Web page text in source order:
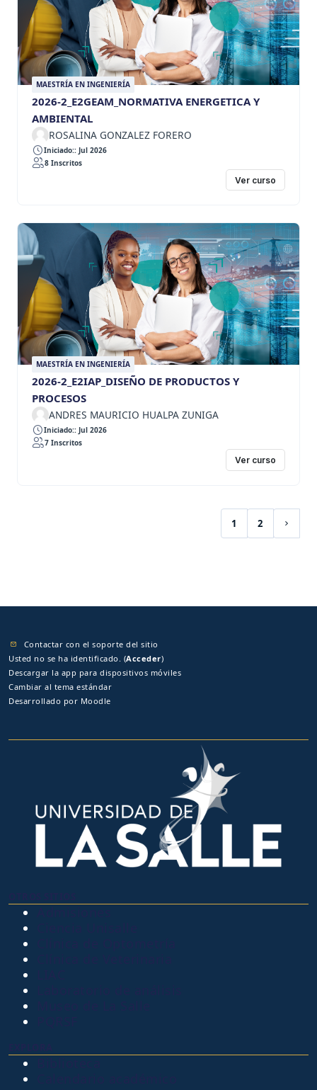
MAESTRÍA EN INGENIERÍA
2026-2_E2GEAM_NORMATIVA ENERGETICA Y
AMBIENTAL
ROSALINA GONZALEZ FORERO
Iniciado:: Jul 2026
8 Inscritos
Ver curso
MAESTRÍA EN INGENIERÍA
2026-2_E2IAP_DISEÑO DE PRODUCTOS Y
PROCESOS
ANDRES MAURICIO HUALPA ZUNIGA
Iniciado:: Jul 2026
7 Inscritos
Ver curso
1
(current)
2
Contactar con el soporte del sitio
Usted no se ha identificado. (Acceder)
Descargar la app para dispositivos móviles
Cambiar al tema estándar
Desarrollado por Moodle